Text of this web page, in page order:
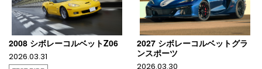
2008 シボレーコルベットZ06
2026.03.31
2027 シボレーコルベットグラ
ンスポーツ
2026.03.30